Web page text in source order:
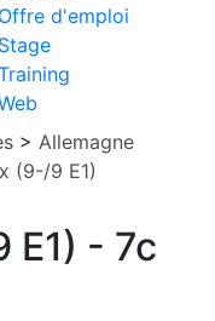
d'emploi
> Allemagne
(9-/9 E1)
E1) - 7c